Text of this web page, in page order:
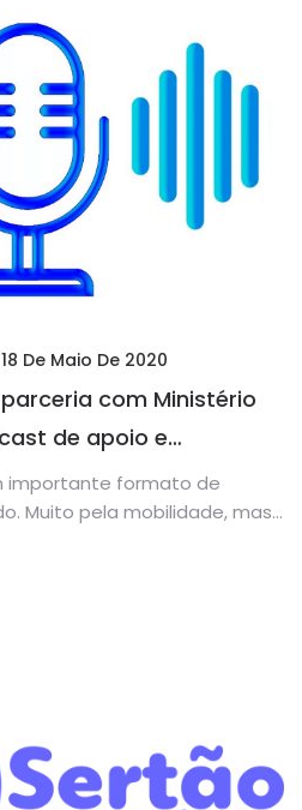
18 De Maio De 2020
com Ministério
de apoio e
importante formato de
Muito pela mobilidade, mas